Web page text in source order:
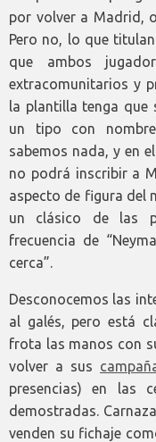
por volver a Madrid,
Pero no, lo que
que ambos
extracomunitarios y
la plantilla tenga que
un tipo con
sabemos nada, y en
no podrá inscribir a
aspecto de figura del
un clásico de las
frecuencia de
cerca”.
Desconocemos las
al galés, pero está
frota las manos con
volver a sus
presencias) en las
demostradas.
venden su fichaje